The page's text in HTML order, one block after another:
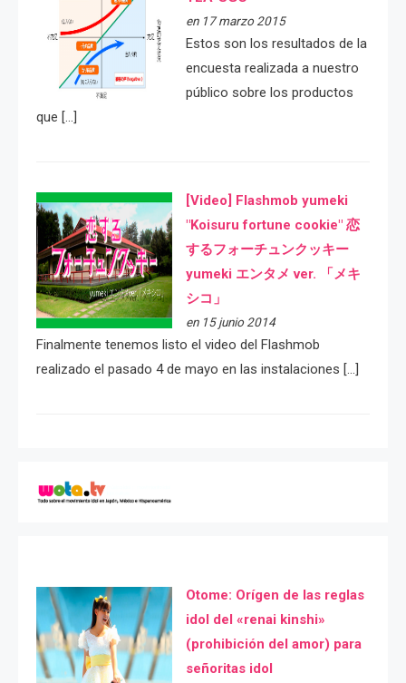
en 17 marzo 2015
Estos son los resultados de la
encuesta realizada a nuestro
público sobre los productos
que […]
[Video] Flashmob yumeki
"Koisuru fortune cookie" 恋
するフォーチュンクッキー
yumeki エンタメ ver. 「メキ
シコ」
en 15 junio 2014
Finalmente tenemos listo el video del Flashmob
realizado el pasado 4 de mayo en las instalaciones […]
Otome: Orígen de las reglas
idol del «renai kinshi»
(prohibición del amor) para
señoritas idol